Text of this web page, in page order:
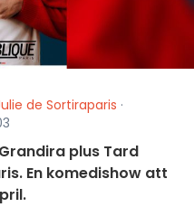
de Sortiraparis ·
plus Tard
En komedishow att